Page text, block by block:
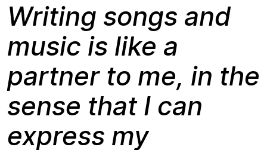
Writing songs and
music is like a
partner to me, in the
sense that I can
express my